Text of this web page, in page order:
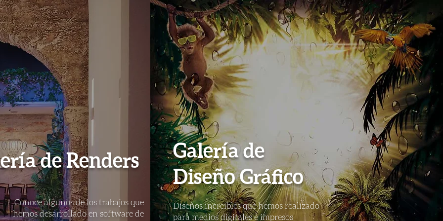
de Renders
Conoce algunos de los trabajos que
hemos desarrollado en software de
Galería de
Diseño Gráfico
Diseños increibles que hemos realizado
para medios digitales e impresos